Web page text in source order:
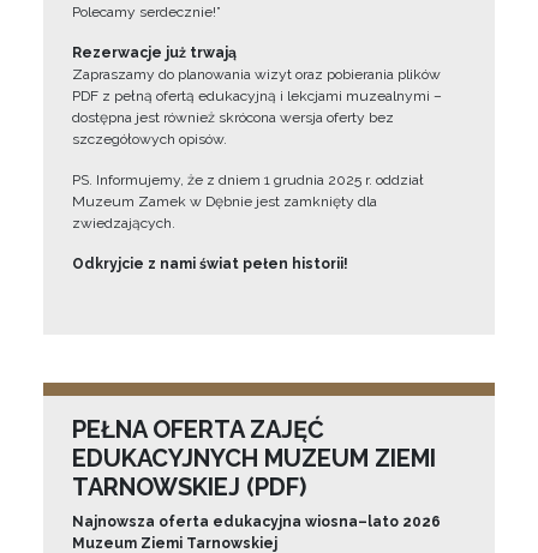
Polecamy serdecznie!”
Rezerwacje już trwają
Zapraszamy do planowania wizyt oraz pobierania plików
PDF z pełną ofertą edukacyjną i lekcjami muzealnymi –
dostępna jest również skrócona wersja oferty bez
szczegółowych opisów.
PS. Informujemy, że z dniem 1 grudnia 2025 r. oddział
Muzeum Zamek w Dębnie jest zamknięty dla
zwiedzających.
Odkryjcie z nami świat pełen historii!
PEŁNA OFERTA ZAJĘĆ
EDUKACYJNYCH MUZEUM ZIEMI
TARNOWSKIEJ (PDF)
Najnowsza oferta edukacyjna wiosna–lato 2026
Muzeum Ziemi Tarnowskiej